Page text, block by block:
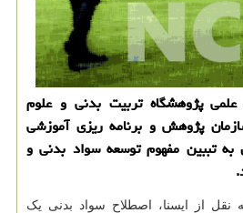
پژوهشگاه تربیت بدنی و علوم
پژوهش و برنامه ریزی آموزشی
تببین مفهوم توسعه سواد بدنی و
از ایسنا، اصطلاح سواد بدنی یک